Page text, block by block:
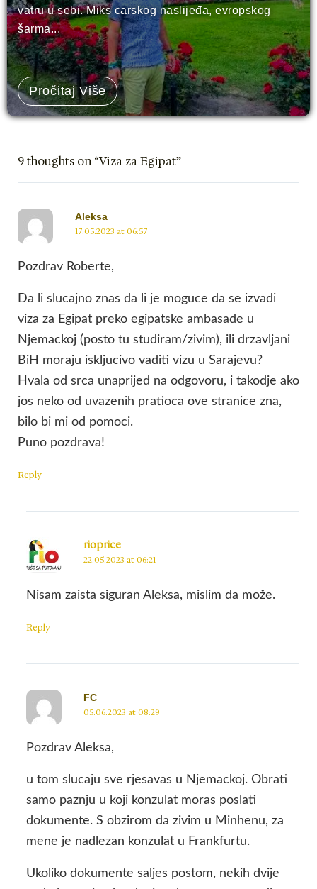
vatru u sebi. Miks carskog naslijeđa, evropskog
šarma...
Pročitaj Više
9 thoughts on “Viza za Egipat”
Aleksa
17.05.2023 at 06:57
Pozdrav Roberte,
Da li slucajno znas da li je moguce da se izvadi
viza za Egipat preko egipatske ambasade u
Njemackoj (posto tu studiram/zivim), ili drzavljani
BiH moraju iskljucivo vaditi vizu u Sarajevu?
Hvala od srca unaprijed na odgovoru, i takodje ako
jos neko od uvazenih pratioca ove stranice zna,
bilo bi mi od pomoci.
Puno pozdrava!
Reply
rioprice
22.05.2023 at 06:21
Nisam zaista siguran Aleksa, mislim da može.
Reply
FC
05.06.2023 at 08:29
Pozdrav Aleksa,
u tom slucaju sve rjesavas u Njemackoj. Obrati
samo paznju u koji konzulat moras poslati
dokumente. S obzirom da zivim u Minhenu, za
mene je nadlezan konzulat u Frankfurtu.
Ukoliko dokumente saljes postom, nekih dvije